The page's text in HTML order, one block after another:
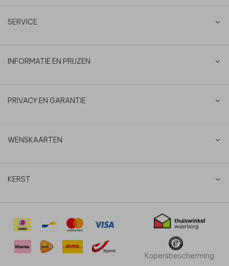
SERVICE
INFORMATIE EN PRIJZEN
PRIVACY EN GARANTIE
WENSKAARTEN
KERST
Kopersbescherming